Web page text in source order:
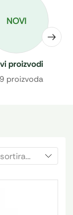
NOVI
proizvodi
proizvoda